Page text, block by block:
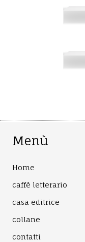
Menù
Home
caffè letterario
casa editrice
collane
contatti